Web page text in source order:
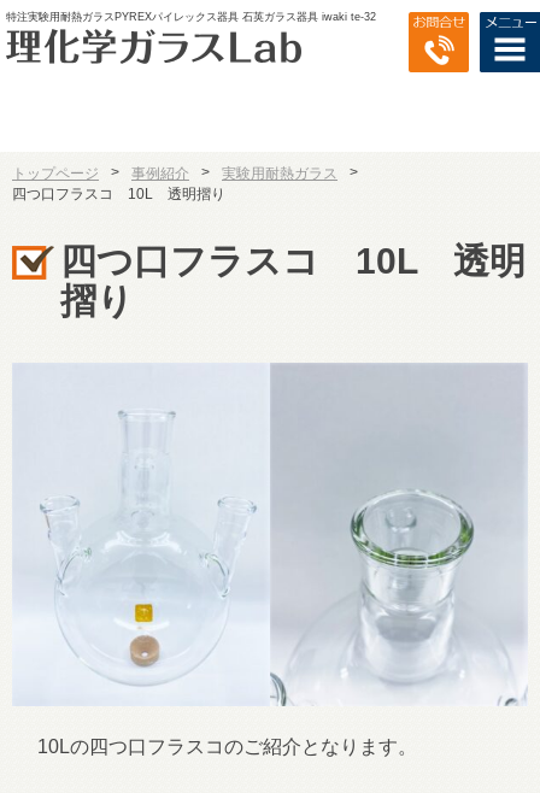
特注実験用耐熱ガラスPYREXパイレックス器具 石英ガラス器具 iwaki te-32
トップページ > 事例紹介 > 実験用耐熱ガラス
>
四つ口フラスコ 10L 透明摺り
四つ口フラスコ 10L 透明
摺り
10Lの四つ口フラスコのご紹介となります。